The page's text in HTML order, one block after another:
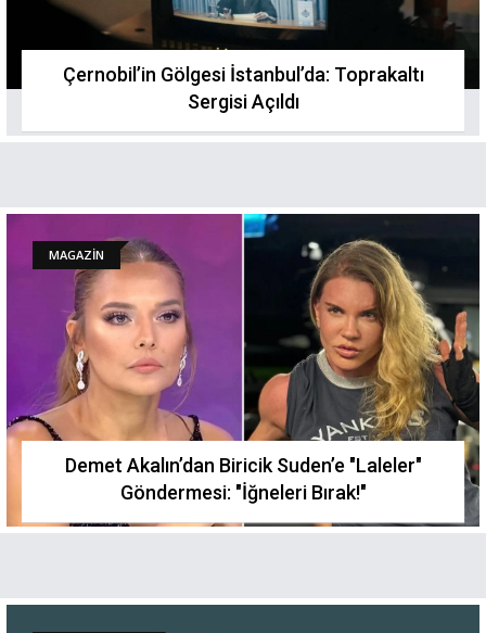
Çernobil’in Gölgesi İstanbul’da: Toprakaltı
Sergisi Açıldı
MAGAZİN
Demet Akalın’dan Biricik Suden’e "Laleler"
Göndermesi: "İğneleri Bırak!"